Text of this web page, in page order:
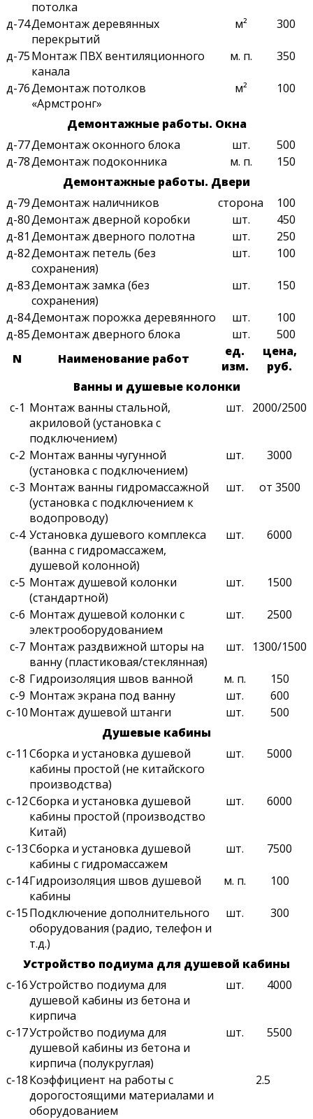
потолка
д-74Демонтаж деревянных
перекрытий
м² 300
д-75Монтаж ПВХ вентиляционного
канала
м. п. 350
д-76Демонтаж потолков
«Армстронг»
м² 100
Демонтажные работы. Окна
д-77Демонтаж оконного блока шт.
500
д-78Демонтаж подоконника м. п.
150
Демонтажные работы. Двери
д-79Демонтаж наличников сторона
100
д-80Демонтаж дверной коробки шт.
450
д-81 Демонтаж дверного полотна шт.
250
д-82Демонтаж петель (без
сохранения)
шт. 100
д-83Демонтаж замка (без
сохранения)
шт. 150
д-84Демонтаж порожка деревянного шт.
100
д-85Демонтаж дверного блока шт.
500
N
Наименование работ
ед.
изм.
цена,
руб.
Ванны и душевые колонки
с-1 Монтаж ванны стальной,
акриловой (установка с
подключением)
шт. 2000/2500
с-2 Монтаж ванны чугунной
(установка с подключением)
шт. 3000
с-3 Монтаж ванны гидромассажной
(установка с подключением к
водопроводу)
шт. от 3500
с-4 Установка душевого комплекса
(ванна с гидромассажем,
душевой колонной)
шт. 6000
с-5 Монтаж душевой колонки
(стандартной)
шт. 1500
с-6 Монтаж душевой колонки с
электрооборудованием
шт. 2500
с-7 Монтаж раздвижной шторы на
ванну (пластиковая/стеклянная)
шт. 1300/1500
с-8 Гидроизоляция швов ванной м. п.
150
с-9 Монтаж экрана под ванну шт.
600
с-10Монтаж душевой штанги шт.
500
Душевые кабины
с-11 Сборка и установка душевой
кабины простой (не китайского
производства)
шт. 5000
с-12Сборка и установка душевой
кабины простой (производство
Китай)
шт. 6000
с-13Сборка и установка душевой
кабины с гидромассажем
шт. 7500
с-14Гидроизоляция швов душевой
кабины
м. п. 100
с-15Подключение дополнительного
оборудования (радио, телефон и
т.д.)
шт. 300
Устройство подиума для душевой кабины
с-16Устройство подиума для
душевой кабины из бетона и
кирпича
шт. 4000
с-17Устройство подиума для
душевой кабины из бетона и
кирпича (полукруглая)
шт. 5500
с-18Коэффициент на работы с
дорогостоящими материалами и
оборудованием
2.5